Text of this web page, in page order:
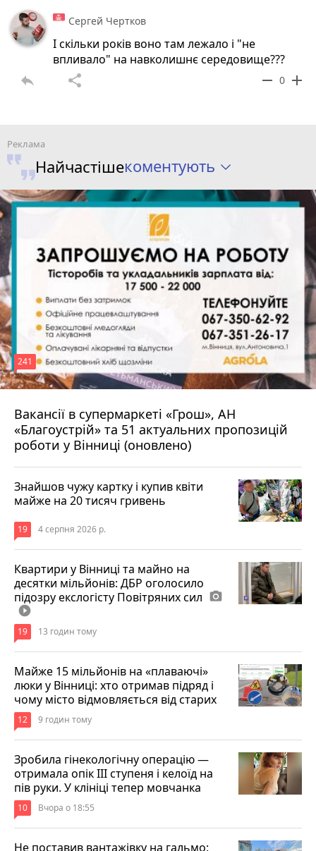
Сергей Чертков
І скільки років воно там лежало і "не
впливало" на навколишнє середовище???
reply share remove 0 add
Найчастішекоментують
Вакансії в супермаркеті «Грош», АН
«Благоустрій» та 51 актуальних пропозицій
роботи у Вінниці (оновлено)
241
4 серпня 2026 р.
Знайшов чужу картку і купив квіти
майже на 20 тисяч гривень
19 4 серпня 2026 р.
Квартири у Вінниці та майно на
десятки мільйонів: ДБР оголосило
підозру екслогісту Повітряних сил photo_camera
play_circle_filled
19 13 годин тому
Майже 15 мільйонів на «плаваючі»
люки у Вінниці: хто отримав підряд і
чому місто відмовляється від старих
12 9 годин тому
Зробила гінекологічну операцію —
отримала опік ІІІ ступеня і келоїд на
пів руки. У клініці тепер мовчанка
10 Вчора о 18:55
Не поставив вантажівку на гальмо: